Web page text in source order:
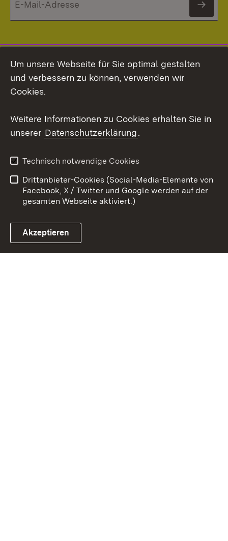
Themenübersicht
Social Media
Facebook
Instagram
LinkedIn
Mastodon
Youtube
Um unsere Webseite für Sie optimal gestalten
und verbessern zu können, verwenden wir
Cookies.
Weitere Informationen zu Cookies erhalten Sie in
unserer Datenschutzerklärung.
Technisch notwendige Cookies
Drittanbieter-Cookies (Social-Media-Elemente von
Facebook, X / Twitter und Google werden auf der
gesamten Webseite aktiviert.)
Akzeptieren